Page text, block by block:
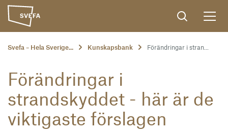
Svefa – Hela Sverige... Kunskapsbank Förändringar i stran...
Förändringar i
strandskyddet - här är de
viktigaste förslagen